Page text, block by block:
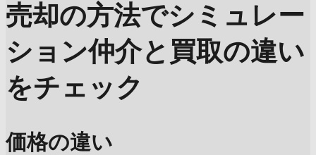
売却の方法でシミュレー
ション仲介と買取の違い
をチェック
価格の違い